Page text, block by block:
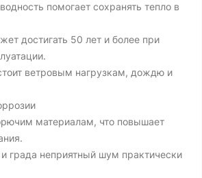
помогает сохранять тепло в
достигать 50 лет и более при
ветровым нагрузкам, дождю и
материалам, что повышает
града неприятный шум практически